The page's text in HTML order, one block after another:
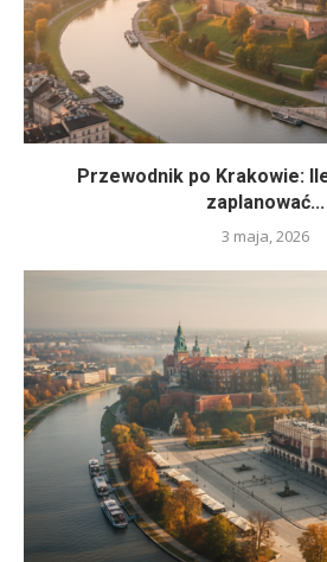
Przewodnik po Krakowie:
zaplanować...
3 maja, 2026